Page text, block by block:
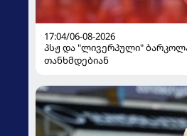
17:04/06-08-2026
პსჟ და "ლივერპული"
თანხმდებიან